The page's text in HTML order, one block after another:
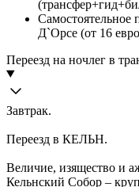
Самостоятельное
Д`Орсе (от 16
Переезд на ночлег в
Завтрак.
Переезд в КЕЛЬН.
Величие, изящество и
Кельнский Собор –